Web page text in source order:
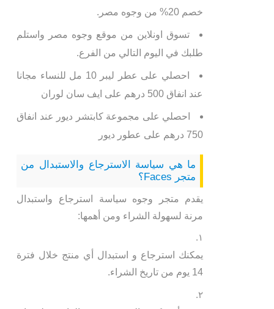
خصم 20% من وجوه مصر.
تسوق اونلاين من موقع وجوه مصر واستلم
طلبك في اليوم التالي من الفرع.
احصلي على عطر ليبر 10 مل للنساء مجانا
عند انفاق 500 درهم على ايف سان لوران
احصلي على مجموعة كابتشر ديور عند انفاق
750 درهم على عطور ديور
ما هي سياسة الاسترجاع والاستبدال من
متجر Faces؟
يقدم متجر وجوه سياسة استرجاع واستبدال
مرنة لسهولة الشراء ومن أهمها:
يمكنك استرجاع و استبدال أي منتج خلال فترة
14 يوم من تاريخ الشراء.